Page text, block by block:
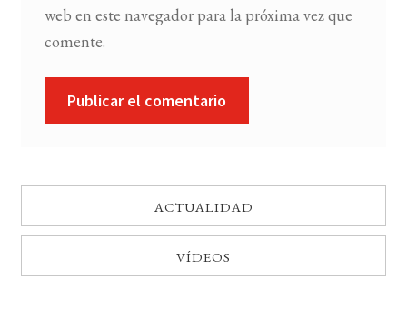
web en este navegador para la próxima vez que
comente.
ACTUALIDAD
VÍDEOS